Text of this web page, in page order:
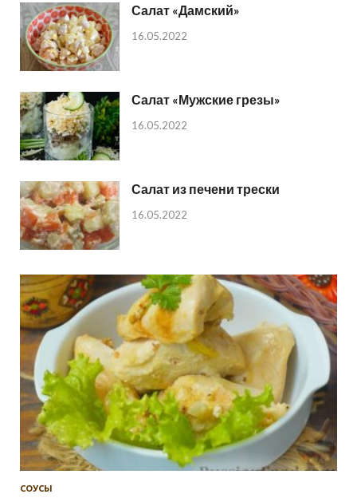
Салат «Дамский»
16.05.2022
Салат «Мужские грезы»
16.05.2022
Салат из печени трески
16.05.2022
СОУСЫ